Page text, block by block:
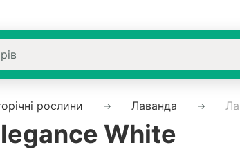
рослини Лаванда
White